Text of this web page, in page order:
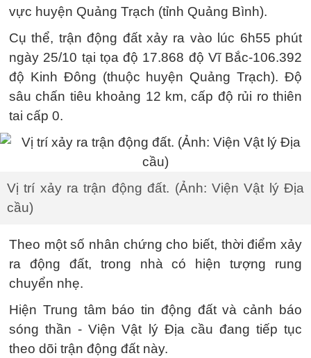
vực huyện Quảng Trạch (tỉnh Quảng Bình).
Cụ thể, trận động đất xảy ra vào lúc 6h55 phút
ngày 25/10 tại tọa độ 17.868 độ Vĩ Bắc-106.392
độ Kinh Đông (thuộc huyện Quảng Trạch). Độ
sâu chấn tiêu khoảng 12 km, cấp độ rủi ro thiên
tai cấp 0.
Vị trí xảy ra trận động đất. (Ảnh: Viện Vật lý Địa
cầu)
Theo một số nhân chứng cho biết, thời điểm xảy
ra động đất, trong nhà có hiện tượng rung
chuyển nhẹ.
Hiện Trung tâm báo tin động đất và cảnh báo
sóng thần - Viện Vật lý Địa cầu đang tiếp tục
theo dõi trận động đất này.